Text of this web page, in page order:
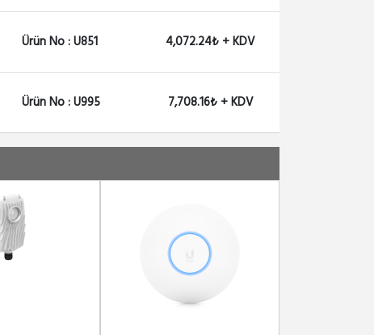
Ürün No : U851 4,072.24₺ + KDV
Ürün No : U995 7,708.16₺ + KDV